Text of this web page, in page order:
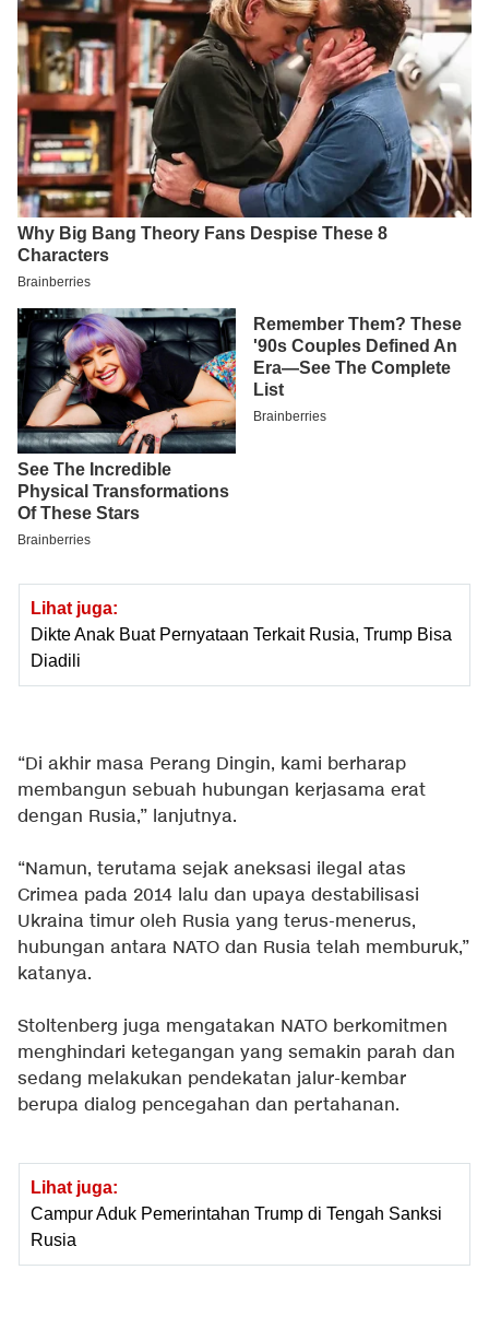
Lihat juga:
Dikte Anak Buat Pernyataan Terkait Rusia, Trump Bisa
Diadili
“Di akhir masa Perang Dingin, kami berharap
membangun sebuah hubungan kerjasama erat
dengan Rusia,” lanjutnya.
“Namun, terutama sejak aneksasi ilegal atas
Crimea pada 2014 lalu dan upaya destabilisasi
Ukraina timur oleh Rusia yang terus-menerus,
hubungan antara NATO dan Rusia telah memburuk,”
katanya.
Stoltenberg juga mengatakan NATO berkomitmen
menghindari ketegangan yang semakin parah dan
sedang melakukan pendekatan jalur-kembar
berupa dialog pencegahan dan pertahanan.
Lihat juga:
Campur Aduk Pemerintahan Trump di Tengah Sanksi
Rusia